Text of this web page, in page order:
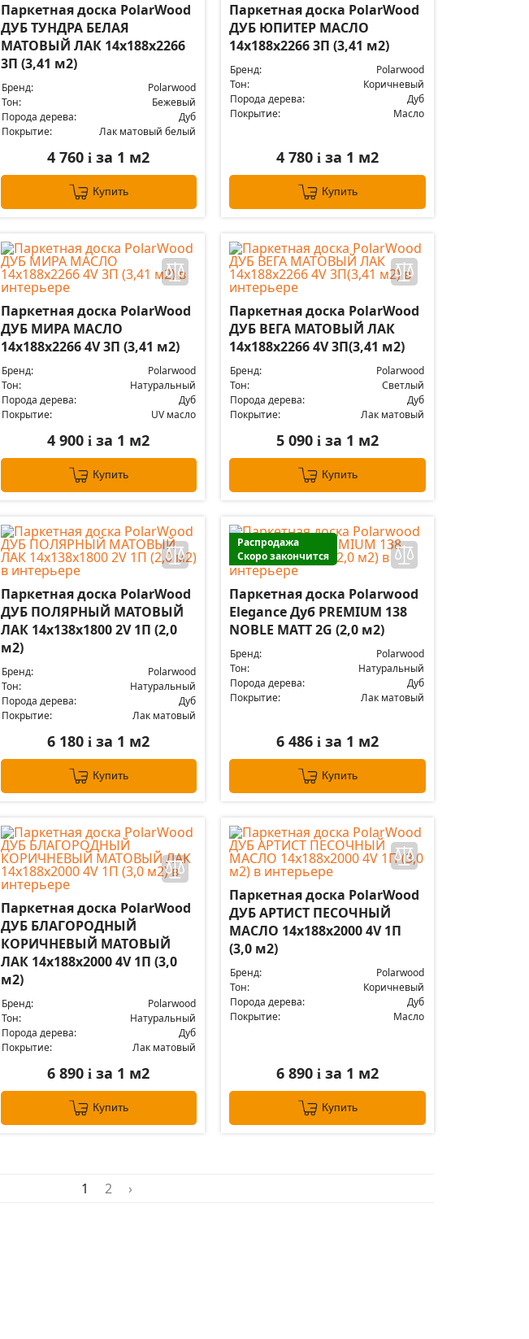
Паркетная доска PolarWood
ДУБ ТУНДРА БЕЛАЯ
МАТОВЫЙ ЛАК 14x188x2266
3П (3,41 м2)
Бренд:
Polarwood
Тон:
Бежевый
Порода дерева:
Дуб
Покрытие:
Лак матовый белый
4 760i за 1 м2
Купить
Паркетная доска PolarWood
ДУБ ЮПИТЕР МАСЛО
14x188x2266 3П (3,41 м2)
Бренд:
Polarwood
Тон:
Коричневый
Порода дерева:
Дуб
Покрытие:
Масло
4 780i за 1 м2
Купить
Паркетная доска PolarWood
ДУБ МИРА МАСЛО
14x188x2266 4V 3П (3,41 м2)
Бренд:
Polarwood
Тон:
Натуральный
Порода дерева:
Дуб
Покрытие:
UV масло
4 900i за 1 м2
Купить
Паркетная доска PolarWood
ДУБ ВЕГА МАТОВЫЙ ЛАК
14x188x2266 4V 3П(3,41 м2)
Бренд:
Polarwood
Тон:
Светлый
Порода дерева:
Дуб
Покрытие:
Лак матовый
5 090i за 1 м2
Купить
Паркетная доска PolarWood
ДУБ ПОЛЯРНЫЙ МАТОВЫЙ
ЛАК 14x138x1800 2V 1П (2,0
м2)
Бренд:
Polarwood
Тон:
Натуральный
Порода дерева:
Дуб
Покрытие:
Лак матовый
6 180i за 1 м2
Купить
Распродажа
Скоро закончится
Паркетная доска Polarwood
Elegance Дуб PREMIUM 138
NOBLE MATT 2G (2,0 м2)
Бренд:
Polarwood
Тон:
Натуральный
Порода дерева:
Дуб
Покрытие:
Лак матовый
6 486i за 1 м2
Купить
Паркетная доска PolarWood
ДУБ БЛАГОРОДНЫЙ
КОРИЧНЕВЫЙ МАТОВЫЙ
ЛАК 14x188x2000 4V 1П (3,0
м2)
Бренд:
Polarwood
Тон:
Натуральный
Порода дерева:
Дуб
Покрытие:
Лак матовый
6 890i за 1 м2
Купить
Паркетная доска PolarWood
ДУБ АРТИСТ ПЕСОЧНЫЙ
МАСЛО 14x188x2000 4V 1П
(3,0 м2)
Бренд:
Polarwood
Тон:
Коричневый
Порода дерева:
Дуб
Покрытие:
Масло
6 890i за 1 м2
Купить
1 2 ›